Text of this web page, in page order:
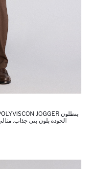
الجودة بلون بني جذاب.